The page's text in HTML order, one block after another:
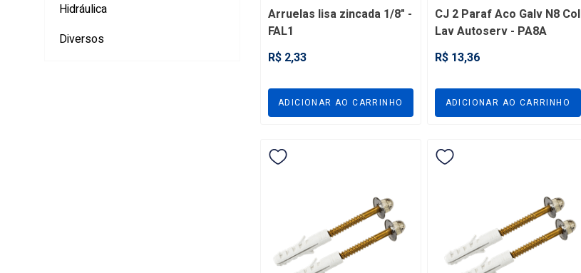
Hidráulica
Diversos
Letra Q Em Acm Médio
Preto - NQMP
CADASTRE-SE E
APROVEITE ESSA OFERTA
R$ 22,55
Arruelas lisa zincada 1/8" -
FAL1
R$ 2,33
ADICIONAR AO CARRINHO
CJ 2 Paraf Aco Galv N8 Col
Lav Autoserv - PA8A
R$ 13,36
ADICIONAR AO CARRINHO